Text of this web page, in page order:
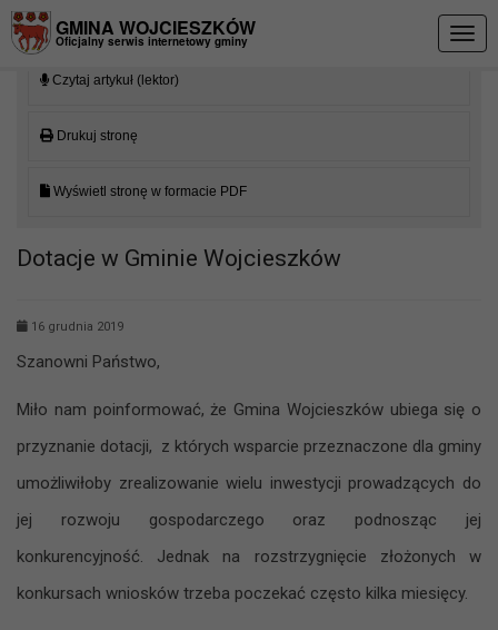
GMINA WOJCIESZKÓW
Oficjalny serwis internetowy gminy
Czytaj artykuł (lektor)
Drukuj stronę
Wyświetl stronę w formacie PDF
Dotacje w Gminie Wojcieszków
16 grudnia 2019
Szanowni Państwo,
Miło nam poinformować, że Gmina Wojcieszków ubiega się o
przyznanie dotacji, z których wsparcie przeznaczone dla gminy
umożliwiłoby zrealizowanie wielu inwestycji prowadzących do
jej rozwoju gospodarczego oraz podnosząc jej
konkurencyjność. Jednak na rozstrzygnięcie złożonych w
konkursach wniosków trzeba poczekać często kilka miesięcy.